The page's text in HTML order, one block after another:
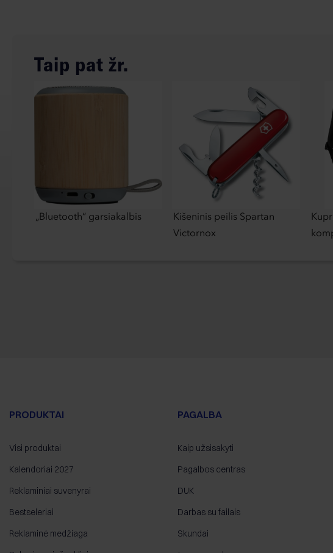
Taip pat žr.
„Bluetooth“ garsiakalbis
Kišeninis peilis Spartan
Victornox
PRODUKTAI
Visi produktai
Kalendoriai 2027
Reklaminiai suvenyrai
Bestseleriai
Reklaminė medžiaga
PAGALBA
Kaip užsisakyti
Pagalbos centras
DUK
Darbas su failais
Skundai